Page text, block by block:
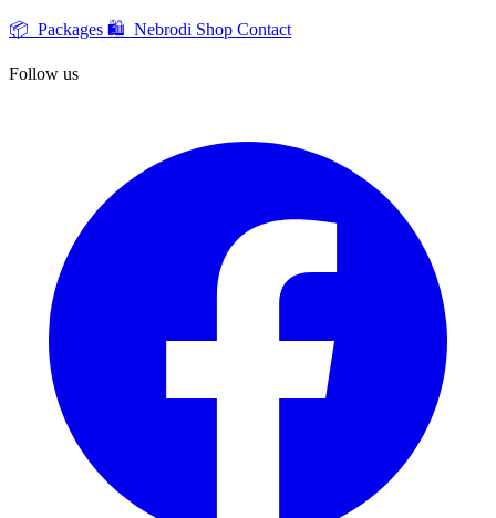
📦 Packages 🛍️ Nebrodi Shop Contact
Follow us